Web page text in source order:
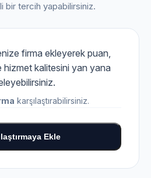
bir tercih yapabilirsiniz.
firma ekleyerek puan,
hizmet kalitesini yan yana
karşılaştırabilirsiniz.
Ekle